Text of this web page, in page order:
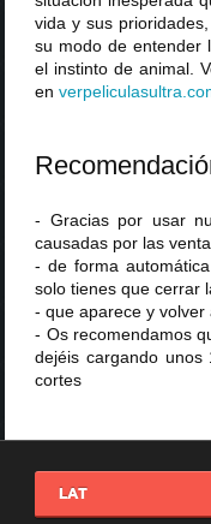
vida y sus
su modo de entender
el instinto de animal.
enverpeliculasultra .
- Gracias por usar
causadas por las
- de forma
solo tienes que cerrar
- que aparece y volver
- Os recomendamos
dejéis cargando
cortes
LAT